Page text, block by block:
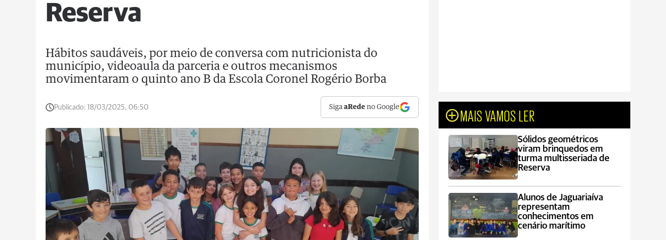
Reserva
Hábitos saudáveis, por meio de conversa com nutricionista do
município, videoaula da parceria e outros mecanismos
movimentaram o quinto ano B da Escola Coronel Rogério Borba
Publicado: 18/03/2025, 06:50 SigaaRede no Google MAIS VAMOS LER
Sólidos geométricos
viram brinquedos em
turma multisseriada de
Reserva
Alunos de Jaguariaíva
representam
conhecimentos em
cenário marítimo